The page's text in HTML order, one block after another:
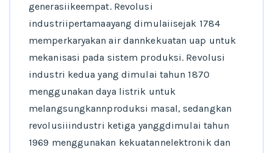
generasiikeempat. Revolusi
industriipertamaayang dimulaiisejak 1784
memperkaryakan air dannkekuatan uap untuk
mekanisasi pada sistem produksi. Revolusi
industri kedua yang dimulai tahun 1870
menggunakan daya listrik untuk
melangsungkannproduksi masal, sedangkan
revolusiiindustri ketiga yanggdimulai tahun
1969 menggunakan kekuatannelektronik dan